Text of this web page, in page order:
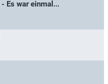
Es war einmal...